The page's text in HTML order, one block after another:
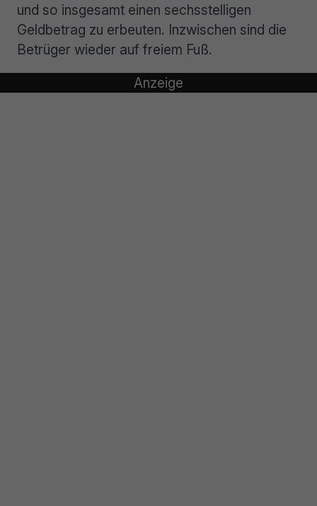
und so insgesamt einen sechsstelligen
Geldbetrag zu erbeuten. Inzwischen sind die
Betrüger wieder auf freiem Fuß.